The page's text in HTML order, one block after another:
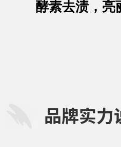
酵素去渍，亮